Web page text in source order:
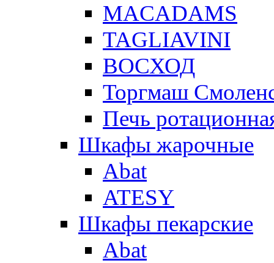
MACADAMS
TAGLIAVINI
ВОСХОД
Торгмаш
Печь
Шкафы жарочные
Abat
ATESY
Шкафы пекарские
Abat